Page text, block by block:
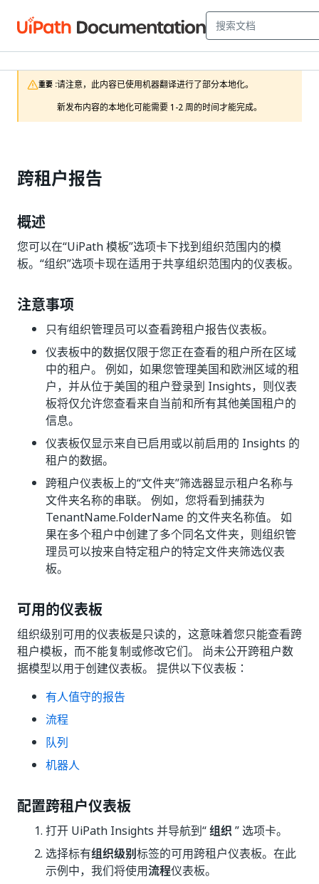
重要 :请注意，此内容已使用机器翻译进行了部分本地化。
新发布内容的本地化可能需要 1-2 周的时间才能完成。
跨租户报告
概述
您可以在“UiPath 模板”选项卡下找到组织范围内的模
板。“组织”选项卡现在适用于共享组织范围内的仪表板。
注意事项
只有组织管理员可以查看跨租户报告仪表板。
仪表板中的数据仅限于您正在查看的租户所在区域
中的租户。 例如，如果您管理美国和欧洲区域的租
户，并从位于美国的租户登录到 Insights，则仪表
板将仅允许您查看来自当前和所有其他美国租户的
信息。
仪表板仅显示来自已启用或以前启用的 Insights 的
租户的数据。
跨租户仪表板上的“文件夹”筛选器显示租户名称与
文件夹名称的串联。 例如，您将看到捕获为
TenantName.FolderName 的文件夹名称值。 如
果在多个租户中创建了多个同名文件夹，则组织管
理员可以按来自特定租户的特定文件夹筛选仪表
板。
可用的仪表板
组织级别可用的仪表板是只读的，这意味着您只能查看跨
租户模板，而不能复制或修改它们。 尚未公开跨租户数
据模型以用于创建仪表板。 提供以下仪表板：
有人值守的报告
流程
队列
机器人
配置跨租户仪表板
打开 UiPath Insights 并导航到“组织” 选项卡。
选择标有组织级别标签的可用跨租户仪表板。在此
示例中，我们将使用流程仪表板。